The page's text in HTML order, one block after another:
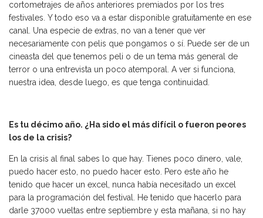
cortometrajes de años anteriores premiados por los tres
festivales. Y todo eso va a estar disponible gratuitamente en ese
canal. Una especie de extras, no van a tener que ver
necesariamente con pelis que pongamos o sí. Puede ser de un
cineasta del que tenemos peli o de un tema más general de
terror o una entrevista un poco atemporal. A ver si funciona,
nuestra idea, desde luego, es que tenga continuidad.
Es tu décimo año. ¿Ha sido el más difícil o fueron peores
los de la crisis?
En la crisis al final sabes lo que hay. Tienes poco dinero, vale,
puedo hacer esto, no puedo hacer esto. Pero este año he
tenido que hacer un excel, nunca había necesitado un excel
para la programación del festival. He tenido que hacerlo para
darle 37000 vueltas entre septiembre y esta mañana, si no hay